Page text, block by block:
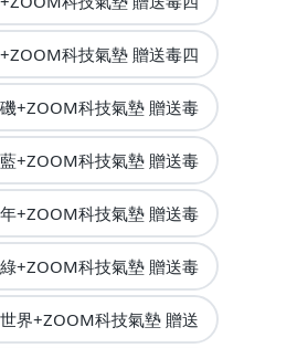
科技氣墊 贈送毒四
+ZOOM科技氣墊 贈送毒
+ZOOM科技氣墊 贈送毒
+ZOOM科技氣墊 贈送毒
+ZOOM科技氣墊 贈送毒
界+ZOOM科技氣墊 贈送